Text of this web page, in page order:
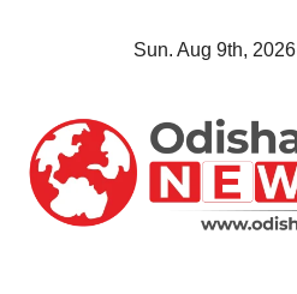
Sun. Aug 9th, 2026